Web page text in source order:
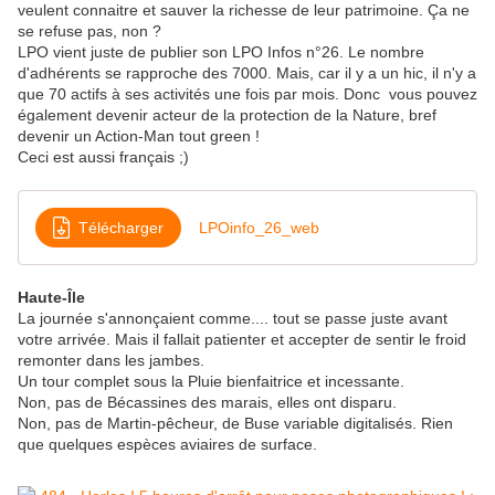
veulent connaitre et sauver la richesse de leur patrimoine. Ça ne
se refuse pas, non ?
LPO vient juste de publier son LPO Infos n°26. Le nombre
d'adhérents se rapproche des 7000. Mais, car il y a un hic, il n'y a
que 70 actifs à ses activités une fois par mois. Donc vous pouvez
également devenir acteur de la protection de la Nature, bref
devenir un Action-Man tout green !
Ceci est aussi français ;)
Télécharger LPOinfo_26_web
Haute-Île
La journée s'annonçaient comme.... tout se passe juste avant
votre arrivée. Mais il fallait patienter et accepter de sentir le froid
remonter dans les jambes.
Un tour complet sous la Pluie bienfaitrice et incessante.
Non, pas de Bécassines des marais, elles ont disparu.
Non, pas de Martin-pêcheur, de Buse variable digitalisés. Rien
que quelques espèces aviaires de surface.